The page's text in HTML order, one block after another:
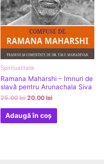
Spiritualitate
Ramana Maharshi – Imnuri de
slavă pentru Arunachala Siva
25.00lei 20.00 lei
Adaugă în coș